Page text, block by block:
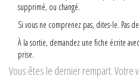
supprimé, ou changé.
Si vous ne comprenez pas, dites-le. Pas
À la sortie, demandez une fiche écrite
prise.
Vous êtes le dernier rempart. Votre